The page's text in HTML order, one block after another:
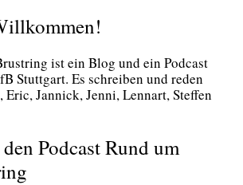
ist ein Blog und ein Pod­cast
Stutt­gart. Es schrei­ben und reden
Eric, Jan­nick, Jen­ni, Lenn­art, Stef­fen
Podcast Rund um